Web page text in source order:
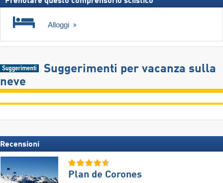
Alloggi
Suggerimenti per vacanza sulla
neve
Recensioni
Plan de Corones